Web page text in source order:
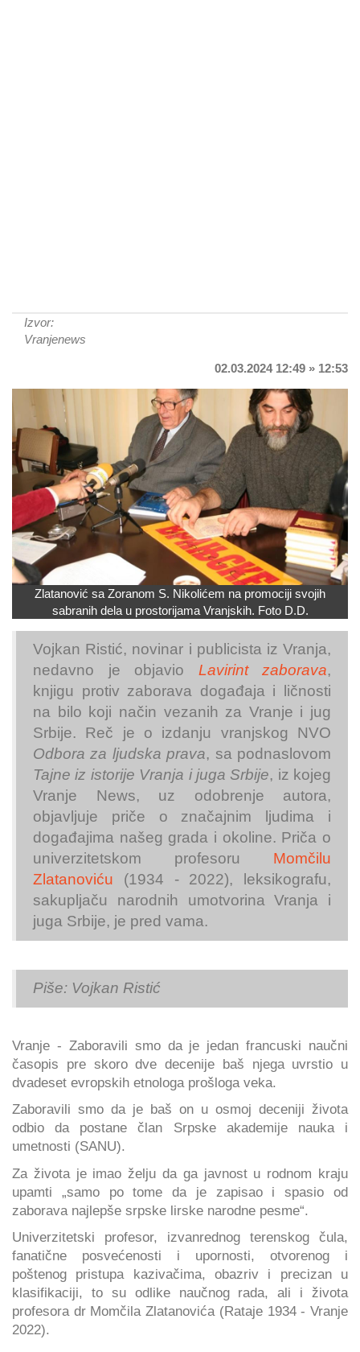
Izvor:
Vranjenews
02.03.2024 12:49 » 12:53
Zlatanović sa Zoranom S. Nikolićem na promociji svojih
sabranih dela u prostorijama Vranjskih. Foto D.D.
Vojkan Ristić, novinar i publicista iz Vranja,
nedavno je objavio
Lavirint zaborava,
knjigu protiv zaborava događaja i ličnosti
na bilo koji način vezanih za Vranje i jug
Srbije. Reč je o izdanju vranjskog NVO
Odbora za ljudska prava, sa podnaslovom
Tajne iz istorije Vranja i juga Srbije, iz kojeg
Vranje News, uz odobrenje autora,
objavljuje priče o značajnim ljudima i
događajima našeg grada i okoline. Priča o
univerzitetskom profesoru Momčilu
Zlatanoviću (1934 - 2022), leksikografu,
sakupljaču narodnih umotvorina Vranja i
juga Srbije, je pred vama.
Piše: Vojkan Ristić
Vranje - Zaboravili smo da je jedan francuski naučni
časopis pre skoro dve decenije baš njega uvrstio u
dvadeset evropskih etnologa prošloga veka.
Zaboravili smo da je baš on u osmoj deceniji života
odbio da postane član Srpske akademije nauka i
umetnosti (SANU).
Za života je imao želju da ga javnost u rodnom kraju
upamti „samo po tome da je zapisao i spasio od
zaborava najlepše srpske lirske narodne pesme“.
Univerzitetski profesor, izvanrednog terenskog čula,
fanatične posvećenosti i upornosti, otvorenog i
poštenog pristupa kazivačima, obazriv i precizan u
klasifikaciji, to su odlike naučnog rada, ali i života
profesora dr Momčila Zlatanovića (Rataje 1934 - Vranje
2022).